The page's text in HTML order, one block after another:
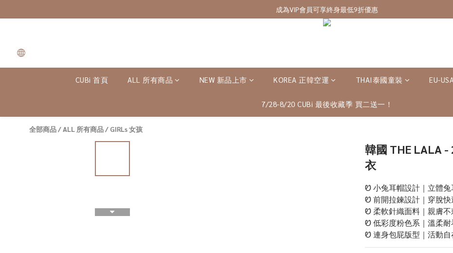
7/28-8/20 CUBi 收藏季全館買二送一
成為VIP會員可享終身最低9折優惠
7/28-8/20 CUBi 收藏季全館買二送一
CUBi 首頁 ALL 所有商品 NEW 新品上市 KOREA 正韓空運 THAI泰國童裝 EU-
7/28-8/20 CUBi 最後收藏季 買二送一！
全部商品/ALL 所有商品/ GIRLs 女孩
韓國 THE LALA
衣
Ꮼ 小兔耳帽設計｜立體
Ꮼ 前開拉鍊設計｜穿脫
Ꮼ 柔軟針織面料｜親膚
Ꮼ 低彩度粉色系｜溫柔
Ꮼ 連身包屁版型｜活動